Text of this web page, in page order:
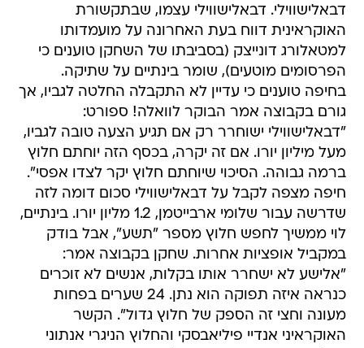
דבאלישווילי. דבאלישווילי עצמו, שבתקשורת
האוקראינית דווח בעת האחרונה על מועמדותו
למטאלורג דונייצק (בסביבתו של השחקן טוענים כי
הפרסומים מוטעים), שומר בינתיים על שתיקה.
בחיפה טוענים כי עדיין לא התקבלה החלטה לגביו, אך
גורם בקבוצה אמר הבוקר לוואלה! ספורט:
"דבאלישווילי ישוחרר רק אם תגיע הצעה טובה לגביו,
מעל מיליון יורו. אם זה יקרה, בכסף הזה יוחתם חלוץ
ברמה גבוהה. הסיכוי שיוחתם חלוץ יקר לצדו אפסי".
חיפה מצפה לקבל על דבאלישווילי סכום דומה לזה
שדרשה עבור שלומי ארבייטמן, 1.2 מליון יורו. בינתיים,
לוי ממשיך לחפש חלוץ מספר "תשע", אבל בודק
במקביל אופציות אחרות. שחקן בקבוצה אמר:
"אלישע לא ישחרר אותו בקלות, אנשים לא זוכרים
כנראה איזה תפוקה הוא נתן. 24 שערים בפחות
מעונה וחצי זה הספק של חלוץ גדול". הקשר
האוקראיני אנדיי פיליאבסקי והחלוץ הניגרי אנתוני